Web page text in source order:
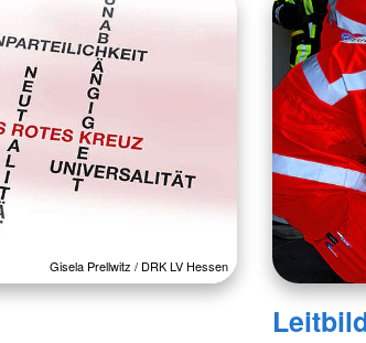
Gisela Prellwitz / DRK LV Hessen